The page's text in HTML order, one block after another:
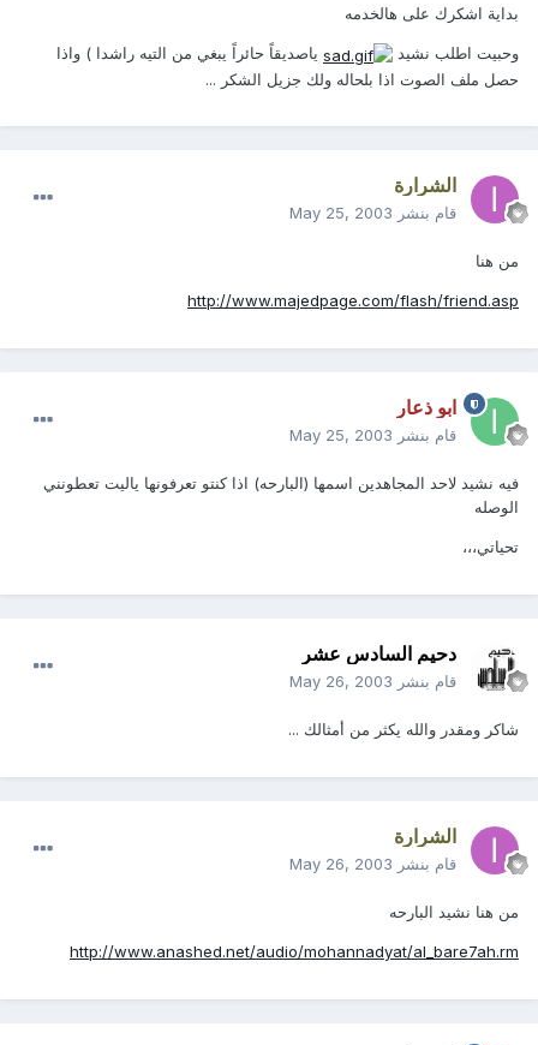
بداية اشكرك على هالخدمه
وحبيت اطلب نشيد
ياصديقاً حائراً يبغي من التيه راشدا ) واذا
حصل ملف الصوت اذا بلحاله ولك جزيل الشكر ...
الشرارة
قام بنشر May 25, 2003
من هنا
http://www.majedpage.com/flash/friend.asp
ابو ذعار
قام بنشر May 25, 2003
فيه نشيد لاحد المجاهدين اسمها (البارحه) اذا كنتو تعرفونها ياليت تعطونني
الوصله
تحياتي،،،
دحيم السادس عشر
قام بنشر May 26, 2003
شاكر ومقدر والله يكثر من أمثالك ...
الشرارة
قام بنشر May 26, 2003
من هنا نشيد البارحه
http://www.anashed.net/audio/mohannadyat/al_bare7ah.rm